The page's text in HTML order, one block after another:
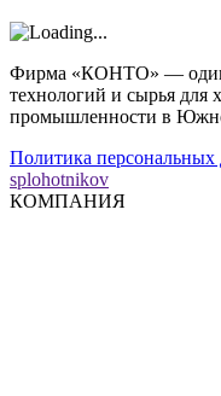
Фирма «КОНТО» — один
технологий и сырья для
промышленности в
Политика
splohotnikov
КОМПАНИЯ